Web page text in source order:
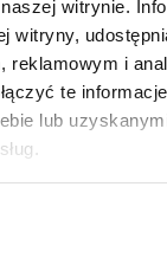
witrynie.
witryny,
reklamowym i
te
lub
z ½ cytryny
kukurydzianej
ryż
lepszej